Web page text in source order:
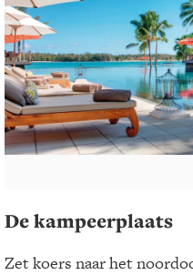
De kampeerplaats
Zet koers naar het